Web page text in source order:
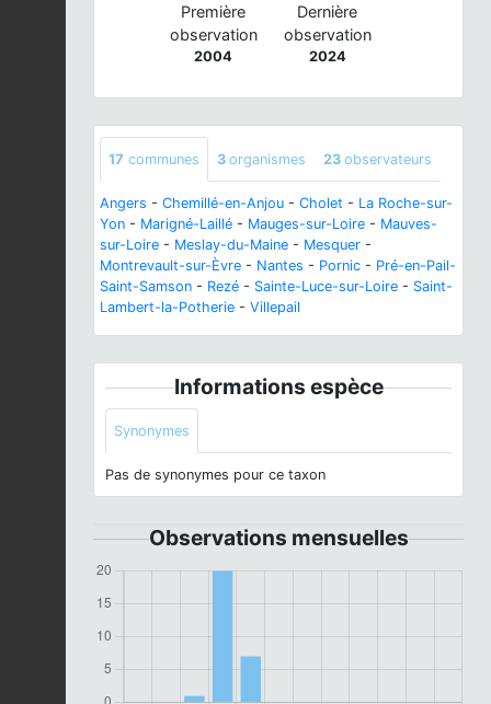
Première
observation
2004
Dernière
observation
2024
17 communes 3 organismes 23 observateurs
Angers - Chemillé-en-Anjou - Cholet - La Roche-sur-
Yon - Marigné-Laillé - Mauges-sur-Loire - Mauves-
sur-Loire - Meslay-du-Maine - Mesquer -
Montrevault-sur-Èvre - Nantes - Pornic - Pré-en-Pail-
Saint-Samson - Rezé - Sainte-Luce-sur-Loire - Saint-
Lambert-la-Potherie - Villepail
Informations espèce
Synonymes
Pas de synonymes pour ce taxon
Observations mensuelles